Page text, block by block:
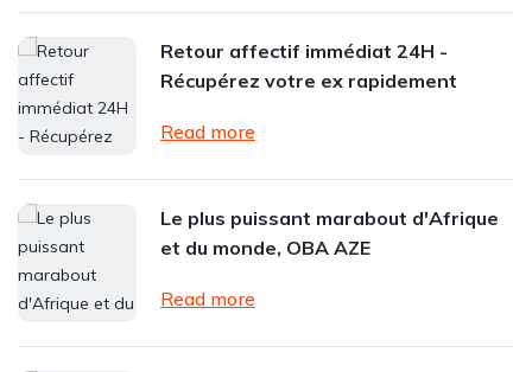
Retour affectif immédiat 24H -
Récupérez votre ex rapidement
Read more
Le plus puissant marabout d'Afrique
et du monde, OBA AZE
Read more